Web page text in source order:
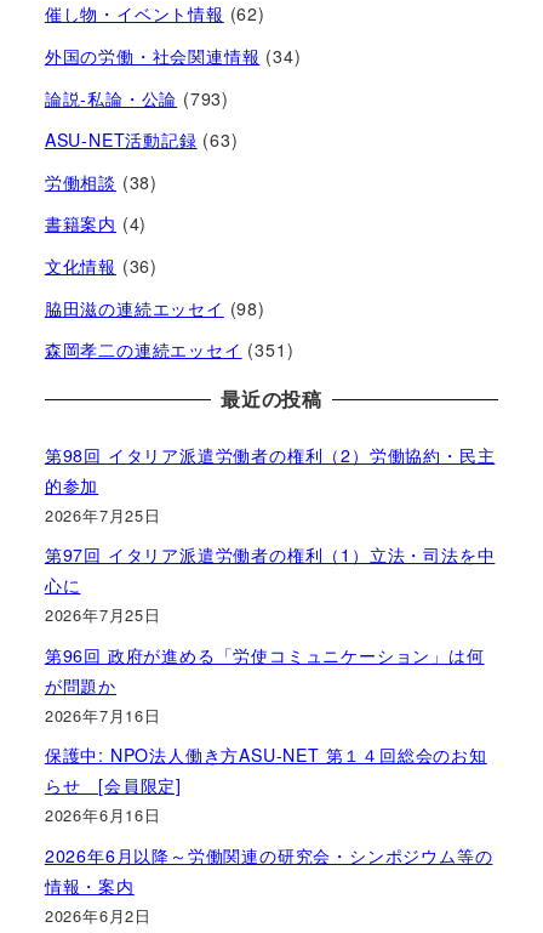
催し物・イベント情報 (62)
外国の労働・社会関連情報 (34)
論説-私論・公論 (793)
ASU-NET活動記録 (63)
労働相談 (38)
書籍案内 (4)
文化情報 (36)
脇田滋の連続エッセイ (98)
森岡孝二の連続エッセイ (351)
最近の投稿
第98回 イタリア派遣労働者の権利（2）労働協約・民主
的参加
2026年7月25日
第97回 イタリア派遣労働者の権利（1）立法・司法を中
心に
2026年7月25日
第96回 政府が進める「労使コミュニケーション」は何
が問題か
2026年7月16日
保護中: NPO法人働き方ASU-NET 第１４回総会のお知
らせ [会員限定]
2026年6月16日
2026年6月以降～労働関連の研究会・シンポジウム等の
情報・案内
2026年6月2日